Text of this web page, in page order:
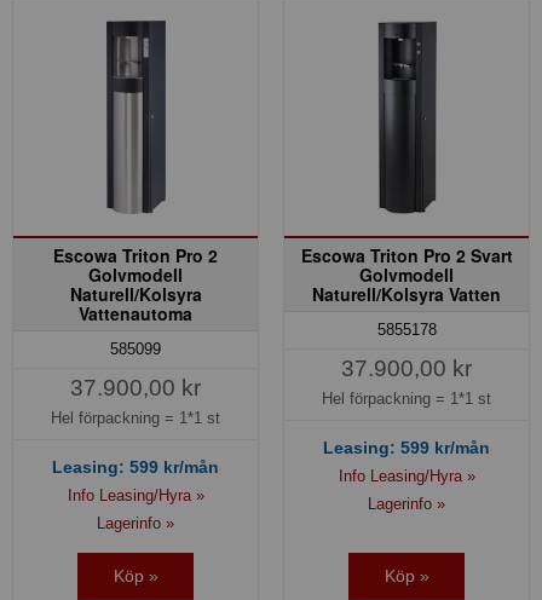
Escowa Triton Pro 2
Golvmodell
Naturell/Kolsyra
Vattenautoma
585099
37.900,00 kr
Hel förpackning = 1*1 st
Leasing: 599 kr/mån
Info Leasing/Hyra »
Lagerinfo »
Köp »
Escowa Triton Pro 2 Svart
Golvmodell
Naturell/Kolsyra Vatten
5855178
37.900,00 kr
Hel förpackning = 1*1 st
Leasing: 599 kr/mån
Info Leasing/Hyra »
Lagerinfo »
Köp »